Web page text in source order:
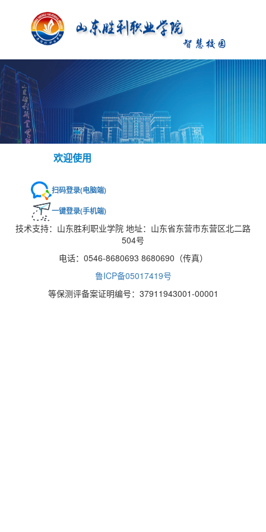
欢迎使用
扫码登录(电脑端)
一键登录(手机端)
技术支持：山东胜利职业学院 地址：山东省东营市东营区北二路
504号
电话：0546-8680693 8680690（传真）
鲁ICP备05017419号
等保测评备案证明编号：37911943001-00001